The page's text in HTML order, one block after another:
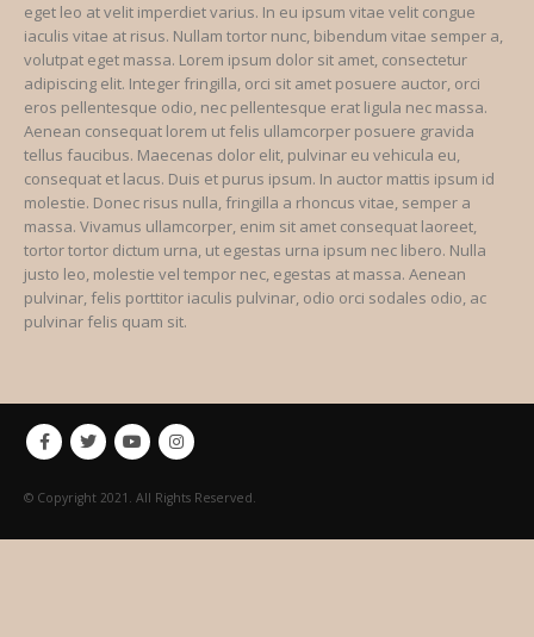
eget leo at velit imperdiet varius. In eu ipsum vitae velit congue
iaculis vitae at risus. Nullam tortor nunc, bibendum vitae semper a,
volutpat eget massa. Lorem ipsum dolor sit amet, consectetur
adipiscing elit. Integer fringilla, orci sit amet posuere auctor, orci
eros pellentesque odio, nec pellentesque erat ligula nec massa.
Aenean consequat lorem ut felis ullamcorper posuere gravida
tellus faucibus. Maecenas dolor elit, pulvinar eu vehicula eu,
consequat et lacus. Duis et purus ipsum. In auctor mattis ipsum id
molestie. Donec risus nulla, fringilla a rhoncus vitae, semper a
massa. Vivamus ullamcorper, enim sit amet consequat laoreet,
tortor tortor dictum urna, ut egestas urna ipsum nec libero. Nulla
justo leo, molestie vel tempor nec, egestas at massa. Aenean
pulvinar, felis porttitor iaculis pulvinar, odio orci sodales odio, ac
pulvinar felis quam sit.
© Copyright 2021. All Rights Reserved.